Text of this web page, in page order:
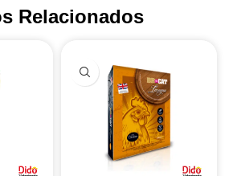
Relacionados